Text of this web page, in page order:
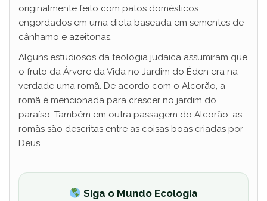
originalmente feito com patos domésticos
engordados em uma dieta baseada em sementes de
cânhamo e azeitonas.
Alguns estudiosos da teologia judaica assumiram que
o fruto da Árvore da Vida no Jardim do Éden era na
verdade uma romã. De acordo com o Alcorão, a
romã é mencionada para crescer no jardim do
paraíso. Também em outra passagem do Alcorão, as
romãs são descritas entre as coisas boas criadas por
Deus.
Siga o Mundo Ecologia